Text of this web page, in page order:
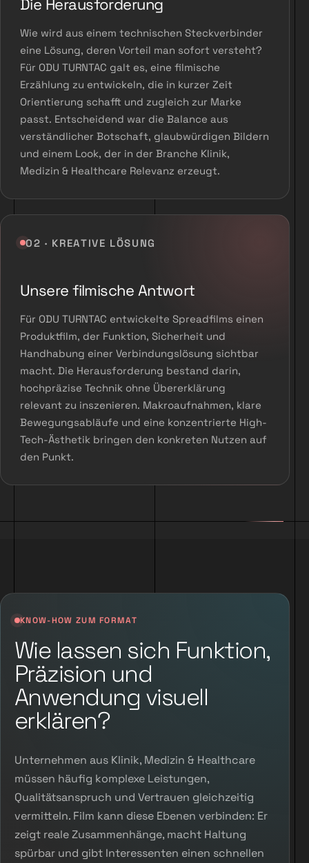
Wie wird aus einem technischen Steckverbinder
eine Lösung, deren Vorteil man sofort versteht?
Für ODU TURNTAC galt es, eine filmische
Erzählung zu entwickeln, die in kurzer Zeit
Orientierung schafft und zugleich zur Marke
passt. Entscheidend war die Balance aus
verständlicher Botschaft, glaubwürdigen Bildern
und einem Look, der in der Branche Klinik,
Medizin & Healthcare Relevanz erzeugt.
02 · KREATIVE LÖSUNG
Unsere filmische Antwort
Für ODU TURNTAC entwickelte Spreadfilms einen
Produktfilm, der Funktion, Sicherheit und
Handhabung einer Verbindungslösung sichtbar
macht. Die Herausforderung bestand darin,
hochpräzise Technik ohne Übererklärung
relevant zu inszenieren. Makroaufnahmen, klare
Bewegungsabläufe und eine konzentrierte High-
Tech-Ästhetik bringen den konkreten Nutzen auf
den Punkt.
KNOW-HOW ZUM FORMAT
Wie lassen sich Funktion,
Präzision und
Anwendung visuell
erklären?
Unternehmen aus Klinik, Medizin & Healthcare
müssen häufig komplexe Leistungen,
Qualitätsanspruch und Vertrauen gleichzeitig
vermitteln. Film kann diese Ebenen verbinden: Er
zeigt reale Zusammenhänge, macht Haltung
spürbar und gibt Interessenten einen schnellen